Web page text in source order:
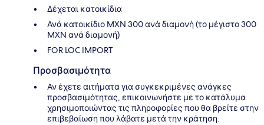
Δέχεται κατοικίδια
Ανά κατοικίδιο MXN 300 ανά διαμονή (το μέγιστο 300
MXN ανά διαμονή)
FOR LOC IMPORT
Προσβασιμότητα
Αν έχετε αιτήματα για συγκεκριμένες ανάγκες
προσβασιμότητας, επικοινωνήστε με το κατάλυμα
χρησιμοποιώντας τις πληροφορίες που θα βρείτε στην
επιβεβαίωση που λάβατε μετά την κράτηση.